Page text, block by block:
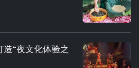
造“夜文化体验之